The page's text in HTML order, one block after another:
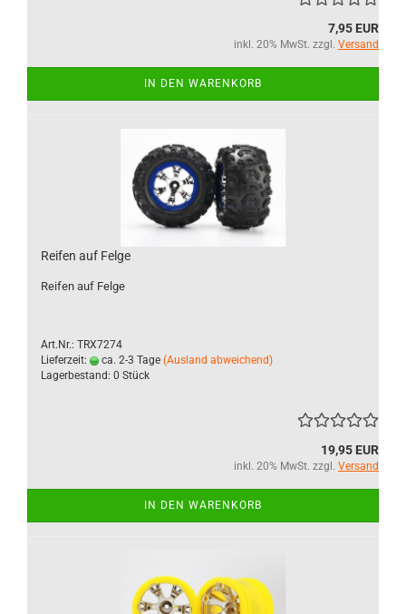
7,95 EUR
inkl. 20% MwSt. zzgl. Versand
IN DEN WARENKORB
Reifen auf Felge
Reifen auf Felge
Art.Nr.: TRX7274
Lieferzeit:
ca. 2-3 Tage (Ausland abweichend)
Lagerbestand: 0 Stück
19,95 EUR
inkl. 20% MwSt. zzgl. Versand
IN DEN WARENKORB